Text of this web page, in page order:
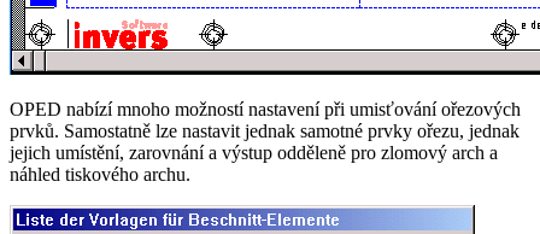
OPED nabízí mnoho možností nastavení při umisťování ořezových
prvků. Samostatně lze nastavit jednak samotné prvky ořezu, jednak
jejich umístění, zarovnání a výstup odděleně pro zlomový arch a
náhled tiskového archu.